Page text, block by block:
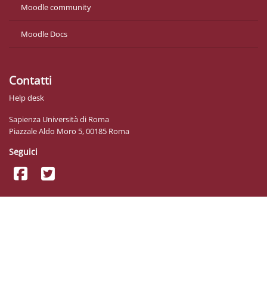
Moodle community
Moodle Docs
Contatti
Help desk
Sapienza Università di Roma
Piazzale Aldo Moro 5, 00185 Roma
Seguici